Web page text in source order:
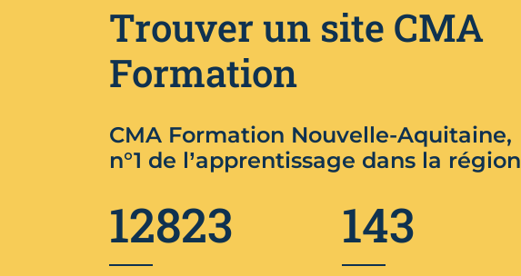
Trouver un site CMA
Formation
CMA Formation Nouvelle-Aquitaine,
n°1 de l’apprentissage dans la région
12823 143